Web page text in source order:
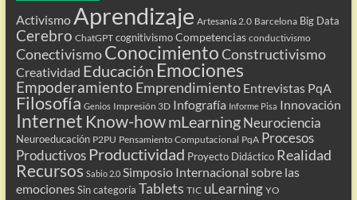
Activismo Aprendizaje Artesanía 2.0 Barcelona Big Data
Cerebro ChatGPT cognitivismo Competencias conductivismo
ConectivismoConocimientoConstructivismo
Creatividad Educación Emociones
Empoderamiento Emprendimiento Entrevistas PqA
Filosofía Genios Impresión 3D Infografía Informe Pisa Innovación
Internet Know-howmLearning Neurociencia
Neuroeducación P2PU Pensamiento Computacional PqA Procesos
Productivos Productividad Proyecto Didáctico Realidad
Recursos Sabio 2.0 Simposio Internacional sobre las
emociones Sin categoría Tablets TIC uLearning YO